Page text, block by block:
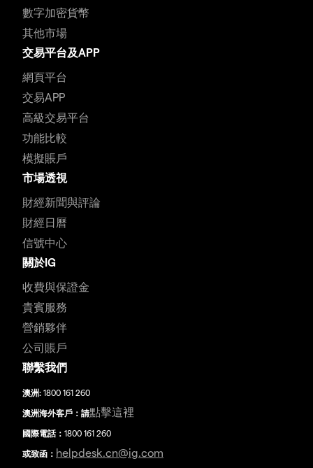
數字加密貨幣
其他市場
交易平台及APP
網頁平台
交易APP
高級交易平台
功能比較
模擬賬戶
市場透視
財經新聞與評論
財經日曆
信號中心
關於IG
收費與保證金
貴賓服務
營銷夥伴
公司賬戶
聯繫我們
澳洲: 1800 161 260
澳洲海外客戶：請點擊這裡
國際電話： 1800 161 260
或致函： helpdesk.cn@ig.com